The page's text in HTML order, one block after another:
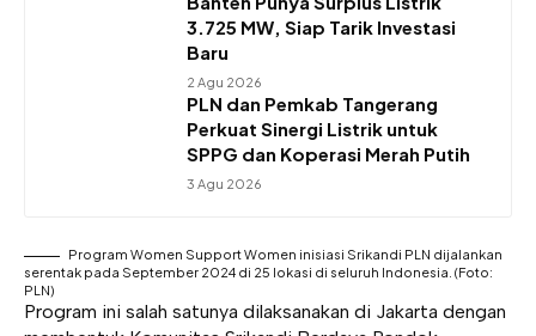
3.725 MW, Siap Tarik Investasi
Baru
2 Agu 2026
PLN dan Pemkab Tangerang
Perkuat Sinergi Listrik untuk
SPPG dan Koperasi Merah Putih
3 Agu 2026
Program Women Support Women inisiasi Srikandi PLN dijalankan
serentak pada September 2024 di 25 lokasi di seluruh Indonesia. (Foto:
PLN)
Program ini salah satunya dilaksanakan di Jakarta dengan